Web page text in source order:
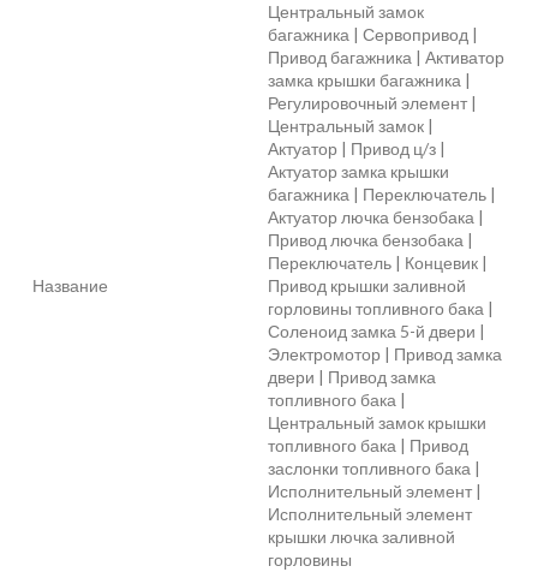
Название
Центральный замок
багажника | Сервопривод |
Привод багажника | Активатор
замка крышки багажника |
Регулировочный элемент |
Центральный замок |
Актуатор | Привод ц/з |
Актуатор замка крышки
багажника | Переключатель |
Актуатор лючка бензобака |
Привод лючка бензобака |
Переключатель | Концевик |
Привод крышки заливной
горловины топливного бака |
Соленоид замка 5-й двери |
Электромотор | Привод замка
двери | Привод замка
топливного бака |
Центральный замок крышки
топливного бака | Привод
заслонки топливного бака |
Исполнительный элемент |
Исполнительный элемент
крышки лючка заливной
горловины